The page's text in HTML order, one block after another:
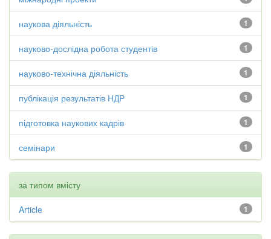
1
наукова діяльність
1
науково-дослідна робота студентів
1
науково-технічна діяльність
1
публікація результатів НДР
1
підготовка наукових кадрів
1
семінари
за типом вмісту
1
Article